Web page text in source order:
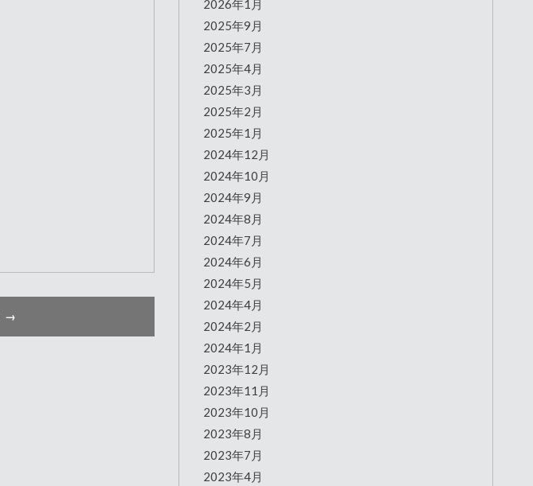
→
2026年1月
2025年9月
2025年7月
2025年4月
2025年3月
2025年2月
2025年1月
2024年12月
2024年10月
2024年9月
2024年8月
2024年7月
2024年6月
2024年5月
2024年4月
2024年2月
2024年1月
2023年12月
2023年11月
2023年10月
2023年8月
2023年7月
2023年4月